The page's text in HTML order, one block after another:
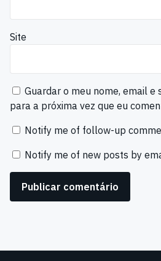
Site
Guardar o meu nome, email e
para a próxima vez que eu
Notify me of follow-up
Notify me of new posts by